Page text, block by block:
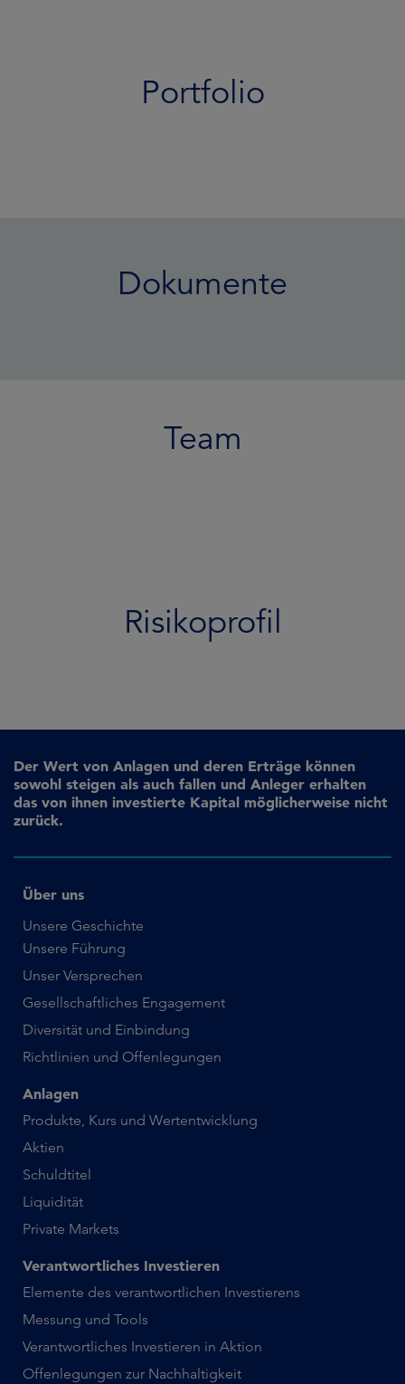
Portfolio
Dokumente
Team
Risikoprofil
Der Wert von Anlagen und deren Erträge können
sowohl steigen als auch fallen und Anleger erhalten
das von ihnen investierte Kapital möglicherweise nicht
zurück.
Über uns
Unsere Geschichte
Unsere Führung
Unser Versprechen
Gesellschaftliches Engagement
Diversität und Einbindung
Richtlinien und Offenlegungen
Anlagen
Produkte, Kurs und Wertentwicklung
Aktien
Schuldtitel
Liquidität
Private Markets
Verantwortliches Investieren
Elemente des verantwortlichen Investierens
Messung und Tools
Verantwortliches Investieren in Aktion
Offenlegungen zur Nachhaltigkeit